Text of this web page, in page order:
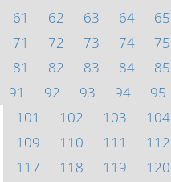
61
62 63 64 65
71
72 73 74 75
81
82 83 84 85
91
92 93 94 95
101
102 103 104
109
110 111 112
117
118 119 120